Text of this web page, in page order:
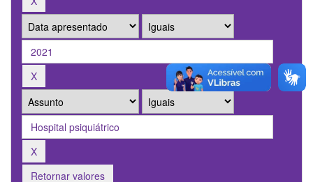
Retornar valores